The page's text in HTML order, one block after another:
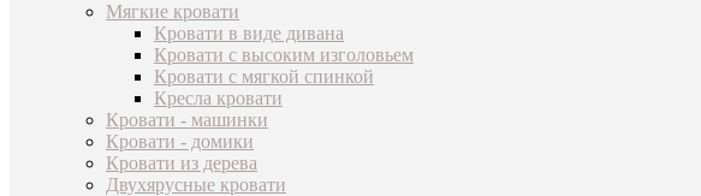
Мягкие кровати
Кровати в виде дивана
Кровати с высоким изголовьем
Кровати с мягкой спинкой
Кресла кровати
Кровати - машинки
Кровати - домики
Кровати из дерева
Двухярусные кровати